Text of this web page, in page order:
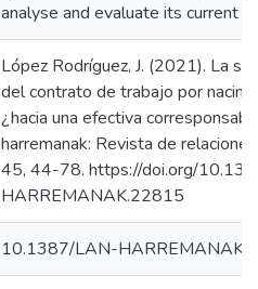
analyse and evaluate its current
López Rodríguez, J. (2021). La
del contrato de trabajo por
¿hacia una efectiva
harremanak: Revista de
45, 44-78. https://doi.org/
HARREMANAK.22815
10.1387/LAN-